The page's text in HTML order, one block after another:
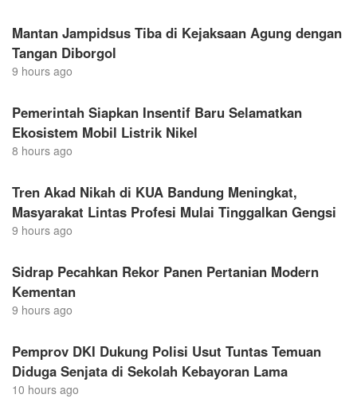
Mantan Jampidsus Tiba di Kejaksaan Agung dengan
Tangan Diborgol
9 hours ago
Pemerintah Siapkan Insentif Baru Selamatkan
Ekosistem Mobil Listrik Nikel
8 hours ago
Tren Akad Nikah di KUA Bandung Meningkat,
Masyarakat Lintas Profesi Mulai Tinggalkan Gengsi
9 hours ago
Sidrap Pecahkan Rekor Panen Pertanian Modern
Kementan
9 hours ago
Pemprov DKI Dukung Polisi Usut Tuntas Temuan
Diduga Senjata di Sekolah Kebayoran Lama
10 hours ago